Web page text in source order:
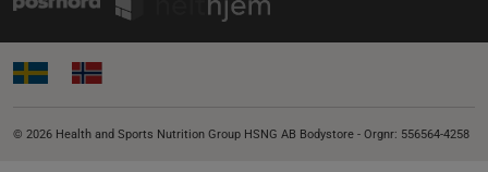
© 2026 Health and Sports Nutrition Group HSNG AB Bodystore - Orgnr: 556564-4258